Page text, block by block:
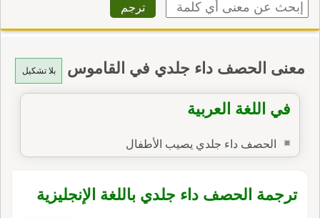
بلا تشكيل معنى الحصف داء جلدي في القاموس
في اللغة العربية
الحصف داء جلدي يصيب الأطفال
ترجمة الحصف داء جلدي باللغة الإنجليزية